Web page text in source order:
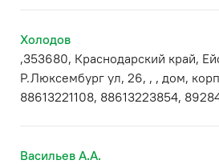
Холодов
,353680, Краснодарский край,
Р.Люксембург ул, 26, , , дом,
88613221108, 88613223854,
Васильев А.А.